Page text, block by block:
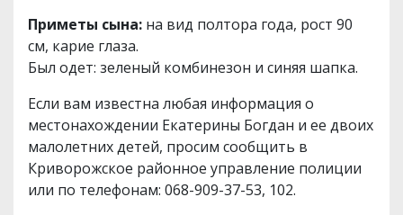
Приметы сына: на вид полтора года, рост 90
см, карие глаза.
Был одет: зеленый комбинезон и синяя шапка.
Если вам известна любая информация о
местонахождении Екатерины Богдан и ее двоих
малолетних детей, просим сообщить в
Криворожское районное управление полиции
или по телефонам: 068-909-37-53, 102.